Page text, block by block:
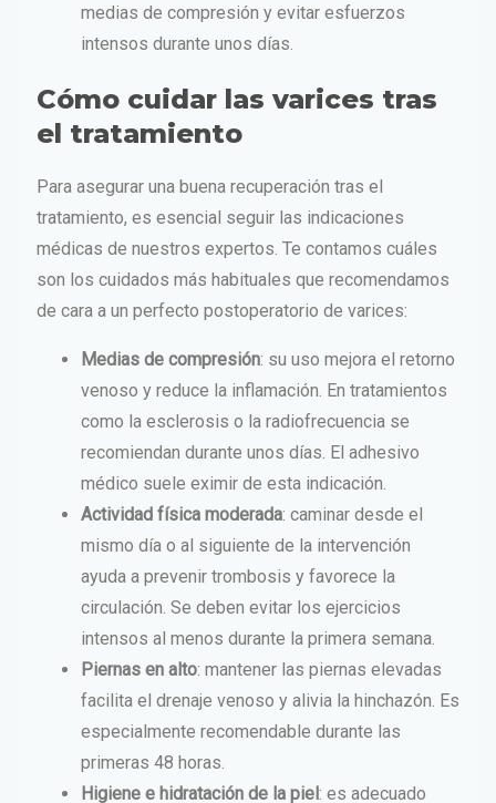
medias de compresión y evitar esfuerzos
intensos durante unos días.
Cómo cuidar las varices tras
el tratamiento
Para asegurar una buena recuperación tras el
tratamiento, es esencial seguir las indicaciones
médicas de nuestros expertos. Te contamos cuáles
son los cuidados más habituales que recomendamos
de cara a un perfecto postoperatorio de varices:
Medias de compresión: su uso mejora el retorno
venoso y reduce la inflamación. En tratamientos
como la esclerosis o la radiofrecuencia se
recomiendan durante unos días. El adhesivo
médico suele eximir de esta indicación.
Actividad física moderada: caminar desde el
mismo día o al siguiente de la intervención
ayuda a prevenir trombosis y favorece la
circulación. Se deben evitar los ejercicios
intensos al menos durante la primera semana.
Piernas en alto: mantener las piernas elevadas
facilita el drenaje venoso y alivia la hinchazón. Es
especialmente recomendable durante las
primeras 48 horas.
Higiene e hidratación de la piel : es adecuado